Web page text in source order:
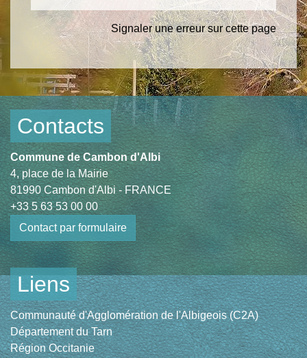
Signaler une erreur sur cette page
Contacts
Commune de Cambon d'Albi
4, place de la Mairie
81990 Cambon d'Albi - FRANCE
+33 5 63 53 00 00
Contact par formulaire
Liens
Communauté d'Agglomération de l'Albigeois (C2A)
Département du Tarn
Région Occitanie